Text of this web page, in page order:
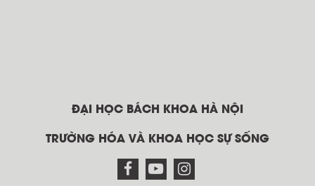
ĐẠI HỌC BÁCH KHOA HÀ NỘI
TRƯỜNG HÓA VÀ KHOA HỌC SỰ SỐNG